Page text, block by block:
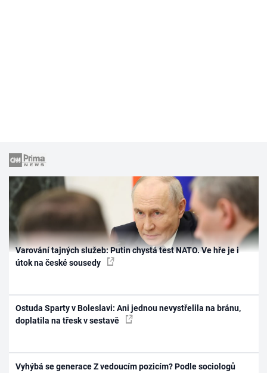
Varování tajných služeb: Putin chystá test NATO. Ve hře je i
útok na české sousedy
Ostuda Sparty v Boleslavi: Ani jednou nevystřelila na bránu,
doplatila na třesk v sestavě
Vyhýbá se generace Z vedoucím pozicím? Podle sociologů